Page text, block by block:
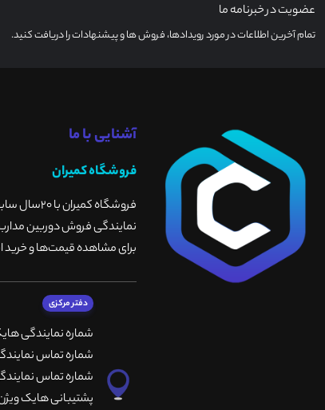
عضویت در خبرنامه ما
تمام آخرین اطلاعات در مورد رویدادها، فروش ها و پیشنهادات را دریافت کنید.
آشنایی با ما
فروشگاه کمیران
فروشگاه
نمایندگی فروش دوربین
برای مشاهده قیمت‌ها و خرید
دفتر مرکزی
شماره نمایندگی
شماره تماس نمایندگی: 66764266-66764236-
شماره تماس نمایندگی: 66735544-66739116-
پشتیبانی هایک ویژن: